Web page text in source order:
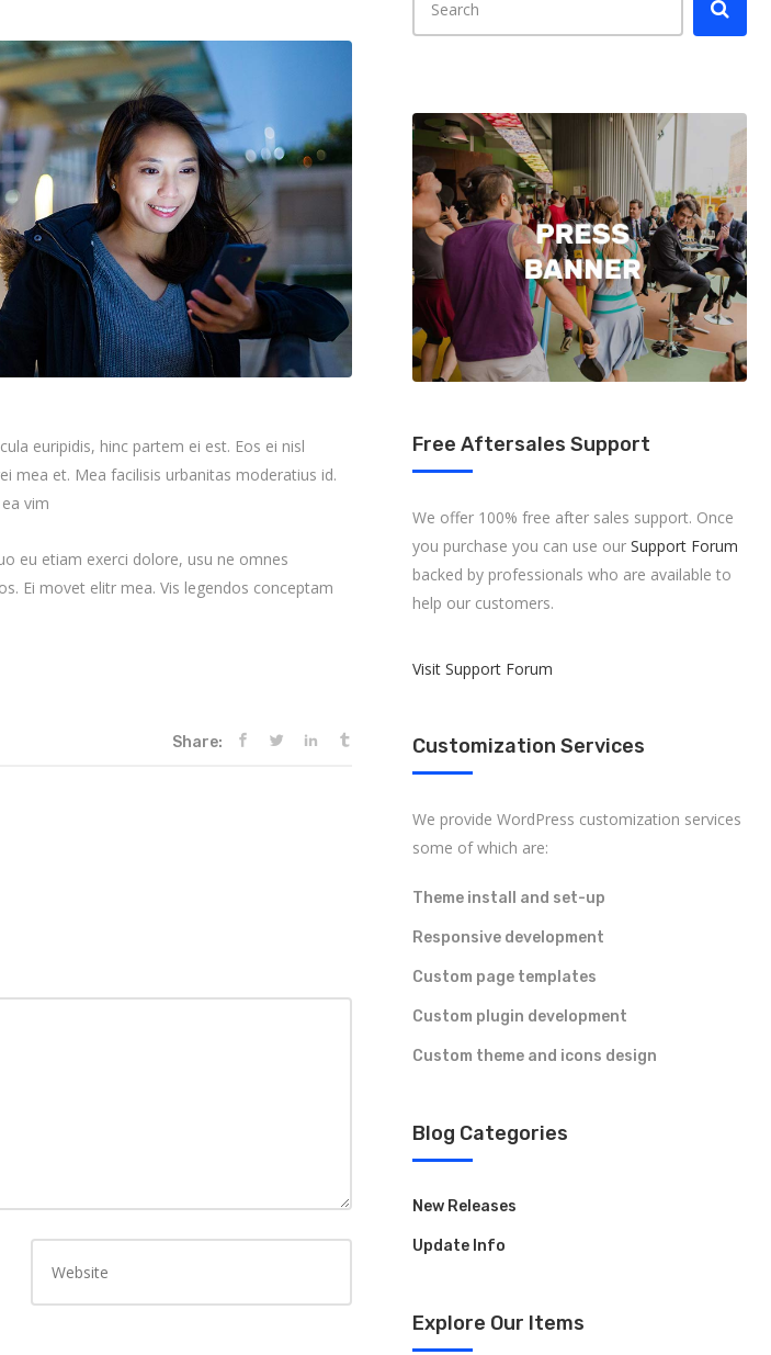
euripidis, hinc partem ei est. Eos ei nisl
mea et. Mea facilisis urbanitas moderatius id.
vim
eu etiam exerci dolore, usu ne omnes
Ei movet elitr mea. Vis legendos conceptam
Share:
Free Aftersales Support
We offer 100% free after sales support. Once
you purchase you can use our Support Forum
backed by professionals who are available to
help our customers.
Visit Support Forum
Customization Services
We provide WordPress customization services
some of which are:
Theme install and set-up
Responsive development
Custom page templates
Custom plugin development
Custom theme and icons design
Blog Categories
New Releases
Update Info
Explore Our Items